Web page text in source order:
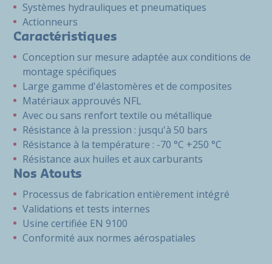
Systèmes hydrauliques et pneumatiques
Actionneurs
Caractéristiques
Conception sur mesure adaptée aux conditions de
montage spécifiques
Large gamme d'élastomères et de composites
Matériaux approuvés NFL
Avec ou sans renfort textile ou métallique
Résistance à la pression : jusqu'à 50 bars
Résistance à la température : -70 °C +250 °C
Résistance aux huiles et aux carburants
Nos Atouts
Processus de fabrication entièrement intégré
Validations et tests internes
Usine certifiée EN 9100
Conformité aux normes aérospatiales